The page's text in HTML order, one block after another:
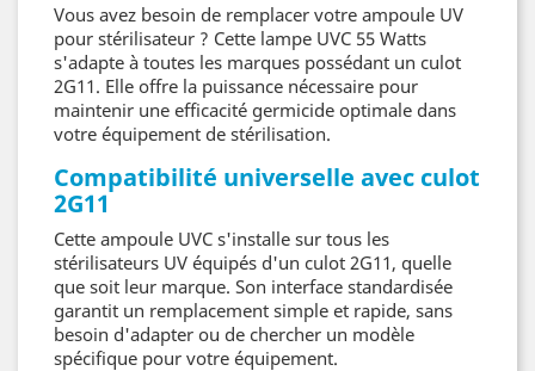
Vous avez besoin de remplacer votre ampoule UV
pour stérilisateur ? Cette lampe UVC 55 Watts
s'adapte à toutes les marques possédant un culot
2G11. Elle offre la puissance nécessaire pour
maintenir une efficacité germicide optimale dans
votre équipement de stérilisation.
Compatibilité universelle avec culot
2G11
Cette ampoule UVC s'installe sur tous les
stérilisateurs UV équipés d'un culot 2G11, quelle
que soit leur marque. Son interface standardisée
garantit un remplacement simple et rapide, sans
besoin d'adapter ou de chercher un modèle
spécifique pour votre équipement.